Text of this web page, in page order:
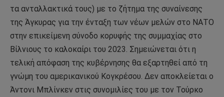
τα ανταλλακτικά τους) με το ζήτημα της συναίνεσης
της Άγκυρας για την ένταξη των νέων μελών στο ΝΑΤΟ
στην επικείμενη σύνοδο κορυφής της συμμαχίας στο
Βίλνιους το καλοκαίρι του 2023. Σημειώνεται ότι η
τελική απόφαση της κυβέρνησης θα εξαρτηθεί από τη
γνώμη του αμερικανικού Κογκρέσου. Δεν αποκλείεται ο
Άντονι Μπλίνκεν στις συνομιλίες του με τον Τούρκο